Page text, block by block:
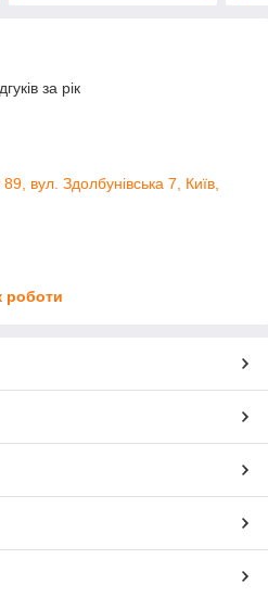
за рік
89, вул. Здолбунівська 7, Київ,
роботи